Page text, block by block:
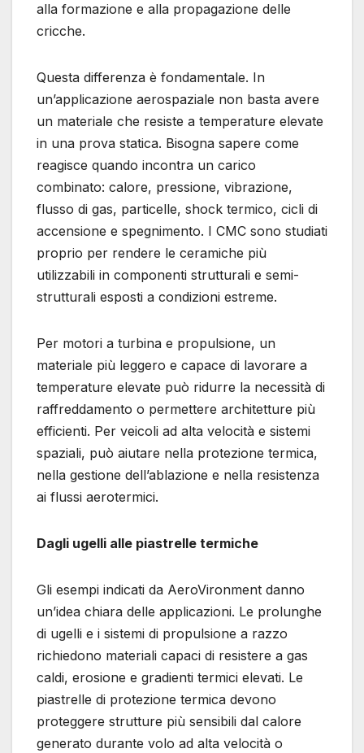
alla formazione e alla propagazione delle
cricche.
Questa differenza è fondamentale. In
un’applicazione aerospaziale non basta avere
un materiale che resiste a temperature elevate
in una prova statica. Bisogna sapere come
reagisce quando incontra un carico
combinato: calore, pressione, vibrazione,
flusso di gas, particelle, shock termico, cicli di
accensione e spegnimento. I CMC sono studiati
proprio per rendere le ceramiche più
utilizzabili in componenti strutturali e semi-
strutturali esposti a condizioni estreme.
Per motori a turbina e propulsione, un
materiale più leggero e capace di lavorare a
temperature elevate può ridurre la necessità di
raffreddamento o permettere architetture più
efficienti. Per veicoli ad alta velocità e sistemi
spaziali, può aiutare nella protezione termica,
nella gestione dell’ablazione e nella resistenza
ai flussi aerotermici.
Dagli ugelli alle piastrelle termiche
Gli esempi indicati da AeroVironment danno
un’idea chiara delle applicazioni. Le prolunghe
di ugelli e i sistemi di propulsione a razzo
richiedono materiali capaci di resistere a gas
caldi, erosione e gradienti termici elevati. Le
piastrelle di protezione termica devono
proteggere strutture più sensibili dal calore
generato durante volo ad alta velocità o